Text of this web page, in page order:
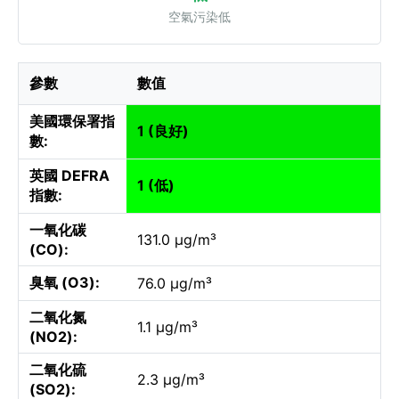
空氣污染低
參數 數值
美國環保署指
數:
1 (良好)
英國 DEFRA
指數:
1 (低)
一氧化碳
(CO):
131.0 µg/m³
臭氧 (O3):
76.0 µg/m³
二氧化氮
(NO2):
1.1 µg/m³
二氧化硫
(SO2):
2.3 µg/m³